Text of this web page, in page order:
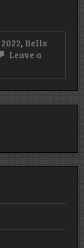
2022, Bells
Leave a